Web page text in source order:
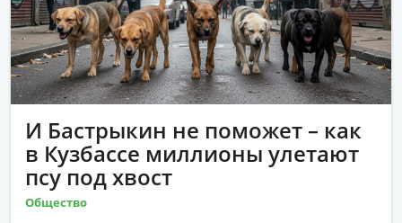
И Бастрыкин не поможет – как
в Кузбассе миллионы улетают
псу под хвост
Общество